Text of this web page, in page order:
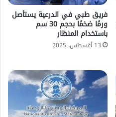
فريق طبي في الدرعية يستأصل
ورمًا ضخمًا بحجم 30 سم
باستخدام المنظار
13 أغسطس، 2025